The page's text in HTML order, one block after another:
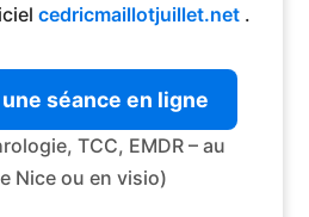
cedricmaillotjuillet.net .
séance en ligne
TCC, EMDR – au
Nice ou en visio)